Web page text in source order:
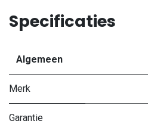
Specificaties
Algemeen
Merk
Garantie